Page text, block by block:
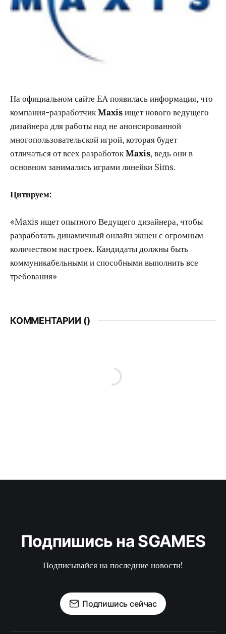
На официальном сайте EA появилась информация, что
компания-разработчикMaxisищет нового ведущего
дизайнера для работы над не анонсированной
многопользовательской игрой, которая будет
отличаться от всех разработокMaxis, ведь они в
основном занимались играми линейки Sims.
Цитируем:
«Maxis ищет опытного Ведущего дизайнера, чтобы
разработать динамичный онлайн экшен с огромным
количеством настроек. Кандидаты должны быть
коммуникабельными и способными выполнить все
требования»
КОММЕНТАРИИ ()
Подпишись на SGAMES
Подписывайся на последние новости!
Подпишись сейчас